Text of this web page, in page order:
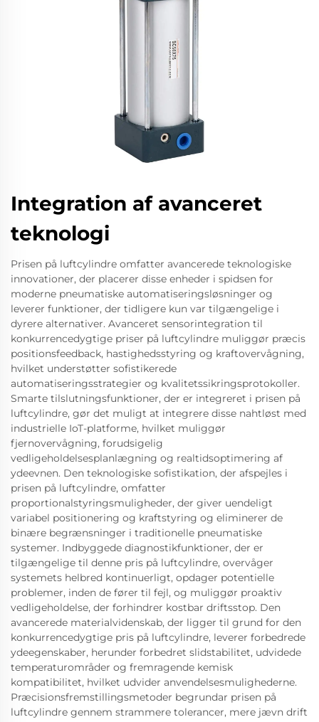
Integration af avanceret
teknologi
Prisen på luftcylindre omfatter avancerede teknologiske
innovationer, der placerer disse enheder i spidsen for
moderne pneumatiske automatiseringsløsninger og
leverer funktioner, der tidligere kun var tilgængelige i
dyrere alternativer. Avanceret sensorintegration til
konkurrencedygtige priser på luftcylindre muliggør præcis
positionsfeedback, hastighedsstyring og kraftovervågning,
hvilket understøtter sofistikerede
automatiseringsstrategier og kvalitetssikringsprotokoller.
Smarte tilslutningsfunktioner, der er integreret i prisen på
luftcylindre, gør det muligt at integrere disse nahtløst med
industrielle IoT-platforme, hvilket muliggør
fjernovervågning, forudsigelig
vedligeholdelsesplanlægning og realtidsoptimering af
ydeevnen. Den teknologiske sofistikation, der afspejles i
prisen på luftcylindre, omfatter
proportionalstyringsmuligheder, der giver uendeligt
variabel positionering og kraftstyring og eliminerer de
binære begrænsninger i traditionelle pneumatiske
systemer. Indbyggede diagnostikfunktioner, der er
tilgængelige til denne pris på luftcylindre, overvåger
systemets helbred kontinuerligt, opdager potentielle
problemer, inden de fører til fejl, og muliggør proaktiv
vedligeholdelse, der forhindrer kostbar driftsstop. Den
avancerede materialvidenskab, der ligger til grund for den
konkurrencedygtige pris på luftcylindre, leverer forbedrede
ydeegenskaber, herunder forbedret slidstabilitet, udvidede
temperaturområder og fremragende kemisk
kompatibilitet, hvilket udvider anvendelsesmulighederne.
Præcisionsfremstillingsmetoder begrundar prisen på
luftcylindre gennem strammere tolerancer, mere jævn drift